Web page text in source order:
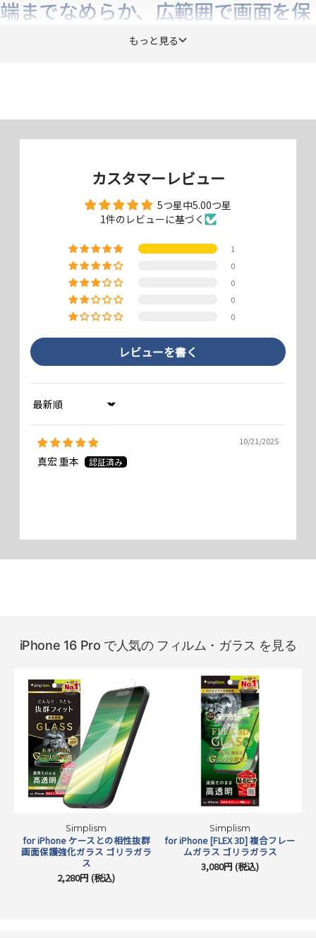
端までなめらか、広範囲で画面を保
※フィルム形状は端末により異なる場合があります
もっと見る
カスタマーレビュー
5つ星中5.00つ星
1件のレビューに基づく
1
0
0
0
0
レビューを書く
Sort by
10/21/2025
真宏 重本
iPhone 16 Pro で人気の フィルム・ガラス を見る
Simplism
for iPhone ケースとの相性抜群
画面保護強化ガラス ゴリラガラ
ス
2,280円 (税込)
Simplism
for iPhone [FLEX 3D] 複合フレー
ムガラス ゴリラガラス
3,080円 (税込)